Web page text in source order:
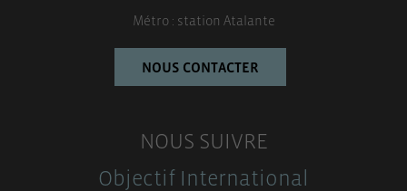
Métro : station Atalante
NOUS CONTACTER
NOUS SUIVRE
Objectif International